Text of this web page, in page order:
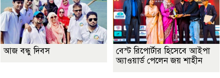
আজ বন্ধু দিবস
বেস্ট রিপোর্টার হিসেবে আইপা
অ্যাওয়ার্ড পেলেন জয় শাহীন